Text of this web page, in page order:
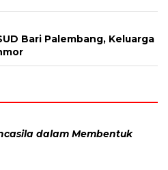
Bari Palembang, Keluarga
dalam Membentuk